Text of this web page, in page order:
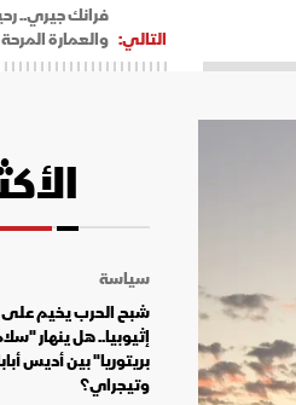
التالي:
فرانك جيري..
والعمارة المرحة
سياسة
شبح الحرب يخيم على
إثيوبيا.. هل ينهار
بريتوريا" بين أديس
وتيجراي؟